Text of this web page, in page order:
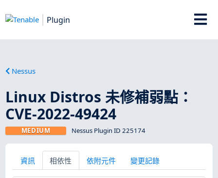
Plugin
Nessus
Linux Distros 未修補弱點：
CVE-2022-49424
MEDIUM Nessus Plugin ID 225174
資訊 相依性 依附元件 變更記錄